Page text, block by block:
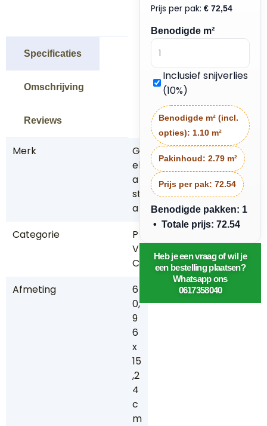
Specificaties
Omschrijving
Reviews
Merk
G
el
a
st
a
Categorie
P
V
C
Afmeting
6
0,
9
6
x
15
,2
4
c
m
Prijs per pak: € 72,54
Benodigde m²
Inclusief snijverlies
(10%)
Benodigde m² (incl.
opties): 1.10 m²
Pakinhoud: 2.79 m²
Prijs per pak: 72.54
Benodigde pakken: 1
• Totale prijs: 72.54
Heb je een vraag of wil je
een bestelling plaatsen?
Whatsapp ons
0617358040